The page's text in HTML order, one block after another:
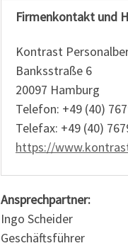
Firmenkontakt und
Kontrast
Banksstraße 6
20097 Hamburg
Telefon: +49 (40)
Telefax: +49 (40)
https://
Ansprechpartner:
Ingo Scheider
Geschäftsführer